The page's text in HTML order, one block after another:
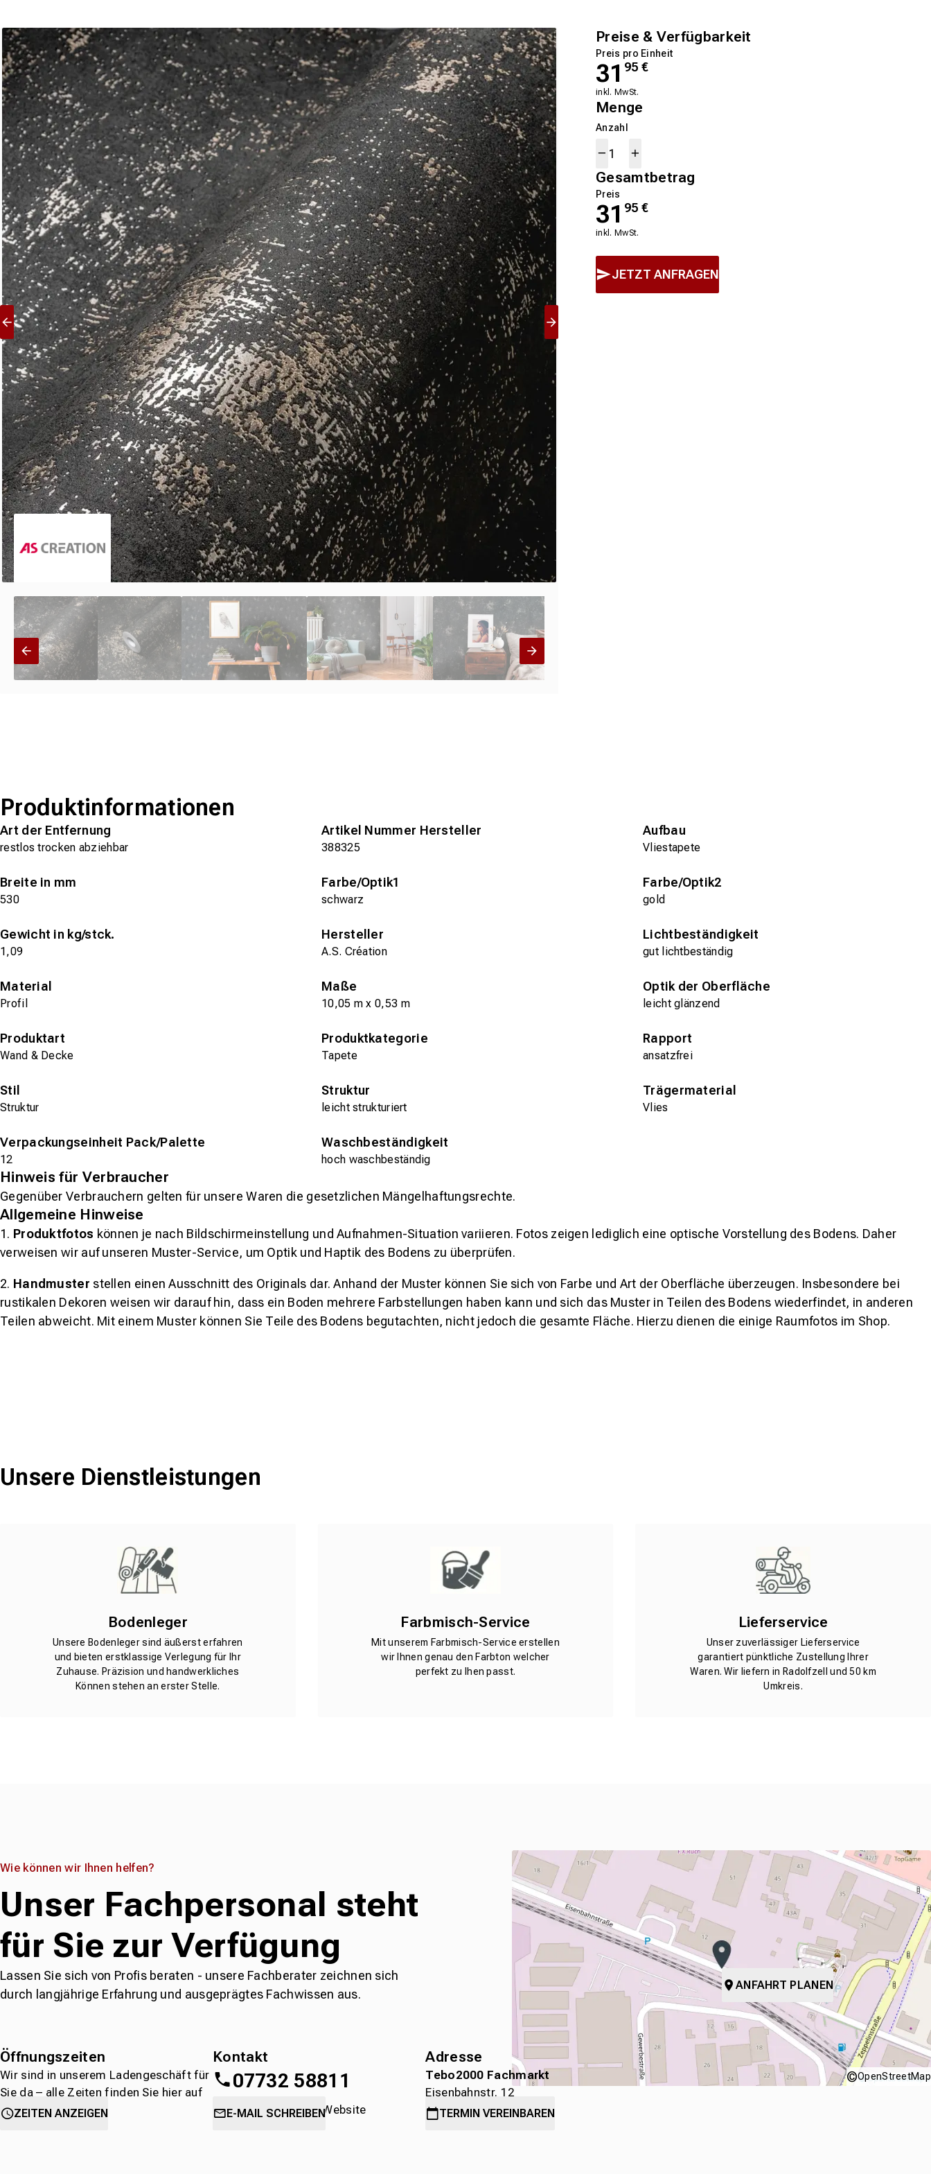
Preise & Verfügbarkeit
Preis pro Einheit
31 95 €
inkl. MwSt.
Menge
Anzahl
Gesamtbetrag
Preis
31 95 €
inkl. MwSt.
JETZT ANFRAGEN
Produktinformationen
Art der Entfernung
restlos trocken abziehbar
Artikel Nummer Hersteller
388325
Aufbau
Vliestapete
Breite in mm
530
Farbe/Optik1
schwarz
Farbe/Optik2
gold
Gewicht in kg/stck.
1,09
Hersteller
A.S. Création
Lichtbeständigkeit
gut lichtbeständig
Material
Profil
Maße
10,05 m x 0,53 m
Optik der Oberfläche
leicht glänzend
Produktart
Wand & Decke
Produktkategorie
Tapete
Rapport
ansatzfrei
Stil
Struktur
Struktur
leicht strukturiert
Trägermaterial
Vlies
Verpackungseinheit Pack/Palette
12
Waschbeständigkeit
hoch waschbeständig
Hinweis für Verbraucher
Gegenüber Verbrauchern gelten für unsere Waren die gesetzlichen Mängelhaftungsrechte.
Allgemeine Hinweise
1. Produktfotos können je nach Bildschirmeinstellung und Aufnahmen-Situation variieren. Fotos zeigen lediglich eine optische Vorstellung des Bodens. Daher
verweisen wir auf unseren Muster-Service, um Optik und Haptik des Bodens zu überprüfen.
2. Handmuster stellen einen Ausschnitt des Originals dar. Anhand der Muster können Sie sich von Farbe und Art der Oberfläche überzeugen. Insbesondere bei
rustikalen Dekoren weisen wir darauf hin, dass ein Boden mehrere Farbstellungen haben kann und sich das Muster in Teilen des Bodens wiederfindet, in anderen
Teilen abweicht. Mit einem Muster können Sie Teile des Bodens begutachten, nicht jedoch die gesamte Fläche. Hierzu dienen die einige Raumfotos im Shop.
Unsere Dienstleistungen
Bodenleger
Unsere Bodenleger sind äußerst erfahren
und bieten erstklassige Verlegung für Ihr
Zuhause. Präzision und handwerkliches
Können stehen an erster Stelle.
Farbmisch-Service
Mit unserem Farbmisch-Service erstellen
wir Ihnen genau den Farbton welcher
perfekt zu Ihen passt.
Lieferservice
Unser zuverlässiger Lieferservice
garantiert pünktliche Zustellung Ihrer
Waren. Wir liefern in Radolfzell und 50 km
Umkreis.
Wie können wir Ihnen helfen?
Unser Fachpersonal steht
für Sie zur Verfügung
Lassen Sie sich von Profis beraten - unsere Fachberater zeichnen sich
durch langjährige Erfahrung und ausgeprägtes Fachwissen aus.
Öffnungszeiten
Wir sind in unserem Ladengeschäft für
Sie da – alle Zeiten finden Sie hier auf
einen Blick.
ZEITEN ANZEIGEN
Kontakt
07732 58811
oderdirekt über die Website
E-MAIL SCHREIBEN
Adresse
Tebo2000 Fachmarkt
Eisenbahnstr. 12
78315 Radolfzell
TERMIN VEREINBAREN
ANFAHRT PLANEN
©OpenStreetMap